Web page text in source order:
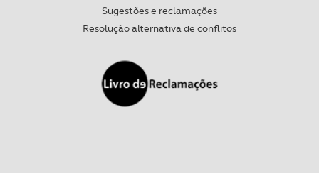
Sugestões e reclamações
Resolução alternativa de conflitos